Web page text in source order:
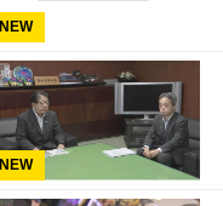
NEW
NEW